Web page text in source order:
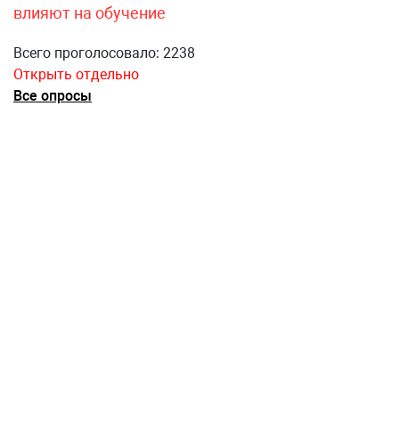
влияют на обучение
Всего проголосовало: 2238
Открыть отдельно
Все опросы